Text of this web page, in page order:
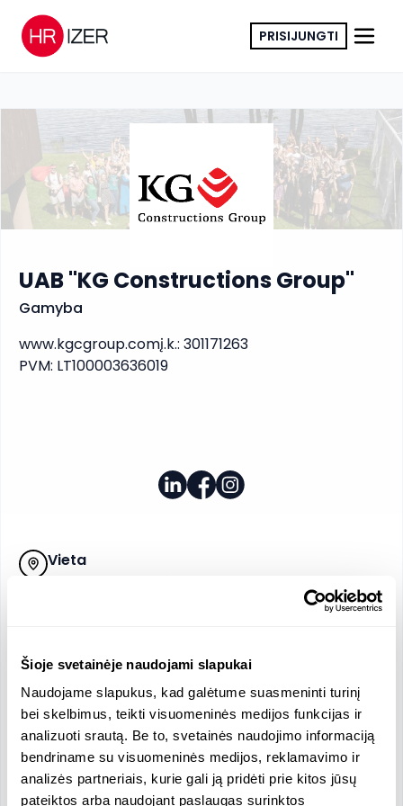
Šioje svetainėje naudojami slapukai
Naudojame slapukus, kad galėtume suasmeninti turinį
bei skelbimus, teikti visuomeninės medijos funkcijas ir
analizuoti srautą. Be to, svetainės naudojimo informaciją
bendriname su visuomeninės medijos, reklamavimo ir
analizės partneriais, kurie gali ją pridėti prie kitos jūsų
pateiktos arba naudojant paslaugas surinktos
PRISIJUNGTI
KOPIJUOTI NUORODĄ
UAB "KG Constructions Group"
Gamyba
www.kgcgroup.comį.k.: 301171263
PVM: LT100003636019
Vieta
3136.38 / 3797.09 EUR
Pajamos
2140208 EUR
Atlyginimas
3613.56 EUR
Oficialios kalbos
Lietuvių